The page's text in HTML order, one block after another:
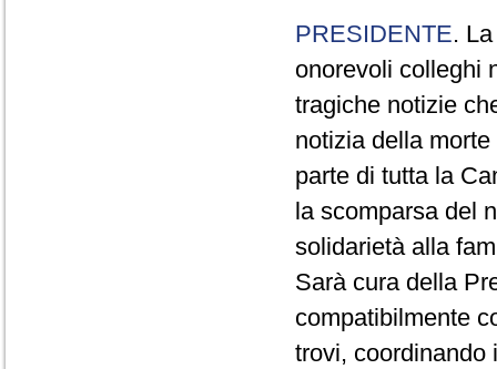
PRESIDENTE.
onorevoli colleghi
tragiche notizie
notizia della
parte di tutta la
la scomparsa del
solidarietà alla
Sarà cura della
compatibilmente
trovi, coordinando